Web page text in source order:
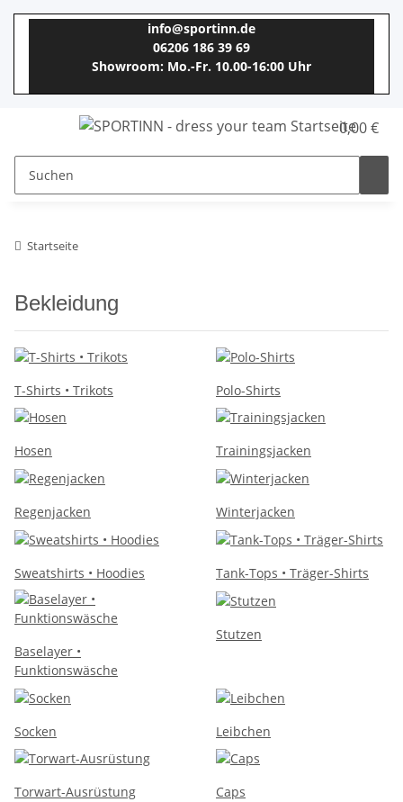
info@sportinn.de
06206 186 39 69
Showroom: Mo.-Fr. 10.00-16:00 Uhr
0,00 €
Startseite
Bekleidung
T-Shirts • Trikots Polo-Shirts
Hosen Trainingsjacken
Regenjacken Winterjacken
Sweatshirts • Hoodies Tank-Tops • Träger-Shirts
Baselayer •
Funktionswäsche
Stutzen
Socken Leibchen
Torwart-Ausrüstung Caps